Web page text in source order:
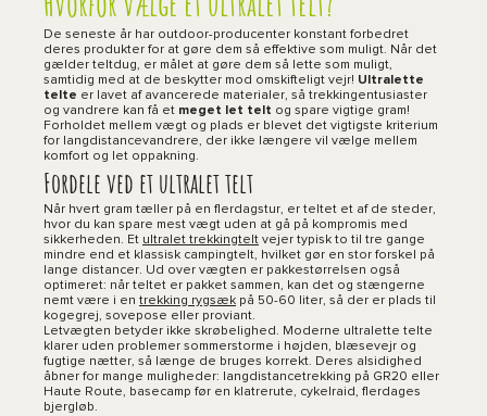
De seneste år har outdoor-producenter konstant forbedret
deres produkter for at gøre dem så effektive som muligt. Når det
gælder teltdug, er målet at gøre dem så lette som muligt,
samtidig med at de beskytter mod omskifteligt vejr! Ultralette
telte er lavet af avancerede materialer, så trekkingentusiaster
og vandrere kan få et meget let telt og spare vigtige gram!
Forholdet mellem vægt og plads er blevet det vigtigste kriterium
for langdistancevandrere, der ikke længere vil vælge mellem
komfort og let oppakning.
Fordele ved et ultralet telt
Når hvert gram tæller på en flerdagstur, er teltet et af de steder,
hvor du kan spare mest vægt uden at gå på kompromis med
sikkerheden. Et ultralet trekkingtelt vejer typisk to til tre gange
mindre end et klassisk campingtelt, hvilket gør en stor forskel på
lange distancer. Ud over vægten er pakkestørrelsen også
optimeret: når teltet er pakket sammen, kan det og stængerne
nemt være i en trekking rygsæk på 50-60 liter, så der er plads til
kogegrej, sovepose eller proviant.
Letvægten betyder ikke skrøbelighed. Moderne ultralette telte
klarer uden problemer sommerstorme i højden, blæsevejr og
fugtige nætter, så længe de bruges korrekt. Deres alsidighed
åbner for mange muligheder: langdistancetrekking på GR20 eller
Haute Route, basecamp før en klatrerute, cykelraid, flerdages
bjergløb.